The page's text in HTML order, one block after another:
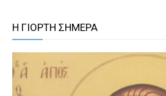
Η ΓΙΟΡΤΗ ΣΗΜΕΡΑ